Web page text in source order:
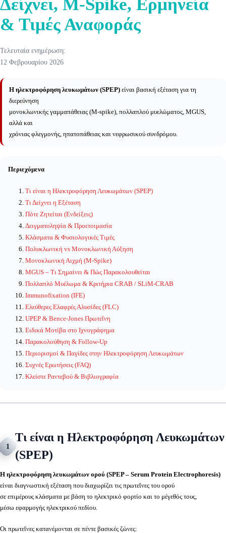
Δείχνει, M-Spike, Ερμηνεία
& Τιμές Αναφοράς
Τελευταία ενημέρωση:
12 Φεβρουαρίου 2026
Η ηλεκτροφόρηση λευκωμάτων (SPEP) είναι βασική εξέταση για τη
διερεύνηση
μονοκλωνικής γαμμαπάθειας (M-spike), πολλαπλού μυελώματος, MGUS,
αλλά και
χρόνιας φλεγμονής, ηπατοπάθειας και νεφρωσικού συνδρόμου.
Περιεχόμενα
Τι είναι η Ηλεκτροφόρηση Λευκωμάτων (SPEP)
Τι Δείχνει η Εξέταση
Πότε Ζητείται (Ενδείξεις)
Δειγματοληψία & Προετοιμασία
Κλάσματα & Φυσιολογικές Τιμές
Πολυκλωνική vs Μονοκλωνική Αύξηση
Μονοκλωνική Αιχμή (M-Spike)
MGUS – Τι Σημαίνει & Πώς Παρακολουθείται
Πολλαπλό Μυέλωμα & Κριτήρια CRAB / SLiM-CRAB
Immunofixation (IFE)
Ελεύθερες Ελαφρές Αλυσίδες (FLC)
UPEP & Bence-Jones Πρωτεΐνη
Ειδικά Μοτίβα στο Ιχνογράφημα
Παρακολούθηση & Follow-Up
Περιορισμοί & Παγίδες στην Ηλεκτροφόρηση Λευκωμάτων
Συχνές Ερωτήσεις (FAQ)
Κλείστε Ραντεβού & Βιβλιογραφία
1
Τι είναι η Ηλεκτροφόρηση Λευκωμάτων
(SPEP)
Η ηλεκτροφόρηση λευκωμάτων ορού (SPEP – Serum Protein Electrophoresis)
είναι διαγνωστική εξέταση που διαχωρίζει τις πρωτεΐνες του ορού
σε επιμέρους κλάσματα με βάση το ηλεκτρικό φορτίο και το μέγεθός τους,
μέσω εφαρμογής ηλεκτρικού πεδίου.
Οι πρωτεΐνες κατανέμονται σε πέντε βασικές ζώνες: